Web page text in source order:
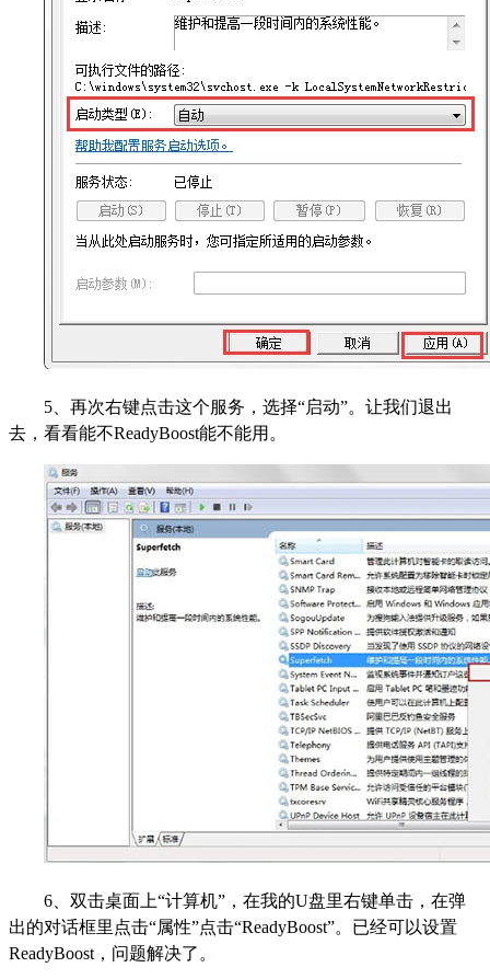
5、再次右键点击这个服务，选择“启动”。让我们退出
去，看看能不ReadyBoost能不能用。
6、双击桌面上“计算机”，在我的U盘里右键单击，在弹
出的对话框里点击“属性”点击“ReadyBoost”。已经可以设置
ReadyBoost，问题解决了。